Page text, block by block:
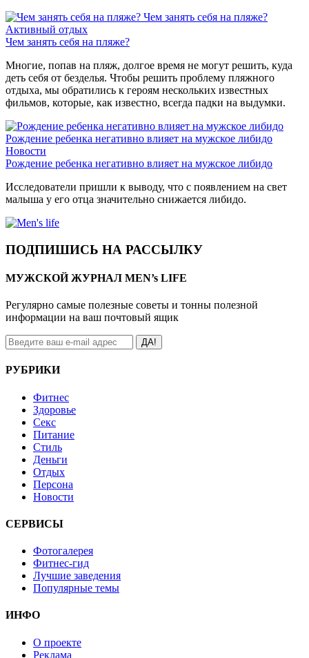
Чем занять себя на пляже?
Активный отдых
Чем занять себя на пляже?
Многие, попав на пляж, долгое время не могут решить, куда
деть себя от безделья. Чтобы решить проблему пляжного
отдыха, мы обратились к героям нескольких известных
фильмов, которые, как известно, всегда падки на выдумки.
Рождение ребенка негативно влияет на мужское либидо
Новости
Рождение ребенка негативно влияет на мужское либидо
Исследователи пришли к выводу, что с появлением на свет
малыша у его отца значительно снижается либидо.
ПОДПИШИСЬ НА РАССЫЛКУ
МУЖСКОЙ ЖУРНАЛ MEN’s LIFE
Регулярно самые полезные советы и тонны полезной
информации на ваш почтовый ящик
ДА!
РУБРИКИ
Фитнес
Здоровье
Секс
Питание
Стиль
Деньги
Отдых
Персона
Новости
СЕРВИСЫ
Фотогалерея
Фитнес-гид
Лучшие заведения
Популярные темы
ИНФО
О проекте
Реклама